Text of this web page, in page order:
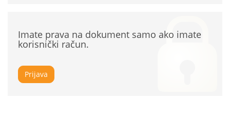
Imate prava na dokument samo ako imate
korisnički račun.
Prijava